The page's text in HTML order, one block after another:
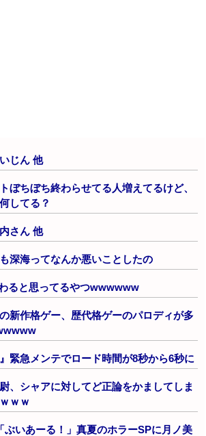
じん 他
ぼちぼち終わらせてる人増えてるけど、
してる？
さん 他
深海ってなんか悪いことしたの
ると思ってるやつwwwwww
新作格ゲー、歴代格ゲーのパロディが多
緊急メンテでロード時間が8秒から6秒に
、シャアに対してど正論をかましてしま
ｗｗ
ぶいあーる！」真夏のホラーSPに月ノ美